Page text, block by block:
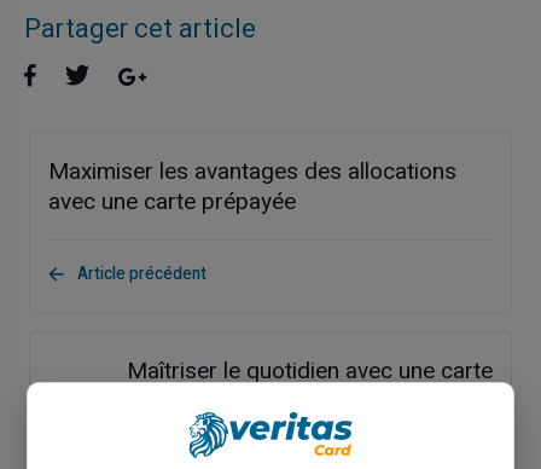
Partager cet article
Maximiser les avantages des allocations
avec une carte prépayée
Article précédent
Maîtriser le quotidien avec une carte